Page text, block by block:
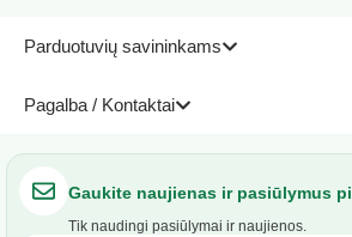
Parduotuvių savininkams
Pagalba / Kontaktai
Gaukite naujienas ir pasiūlymus
Tik naudingi pasiūlymai ir naujienos.